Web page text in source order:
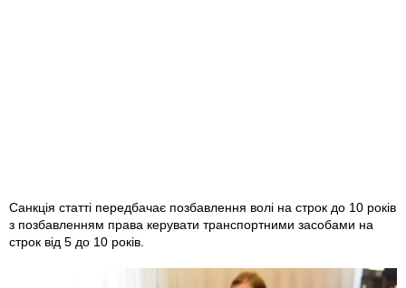
Санкція статті передбачає позбавлення волі на строк до 10 років
з позбавленням права керувати транспортними засобами на
строк від 5 до 10 років.